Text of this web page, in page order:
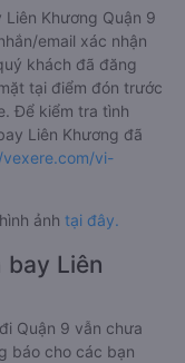
khoản ngân hàng.
thanh toán vé
VNPay,…
Khương Quận 9
email xác nhận
khách đã đăng
tại điểm đón trước
Để kiểm tra tình
Liên Khương đã
ảnh
Liên